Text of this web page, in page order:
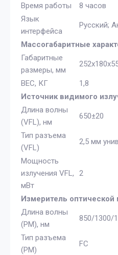
Время работы
8 часов
Язык
интерфейса
Русский;
Массогабаритные
Габаритные
размеры, мм
ВЕС, КГ
1,8
Источник видимого
Длина волны
(VFL), нм
650±20
Тип разъема
(VFL)
2,5 мм
Мощность
излучения VFL,
мВт
2
Измеритель
Длина волны
(PM), нм
850/1300/
Тип разъема
(PM)
FC